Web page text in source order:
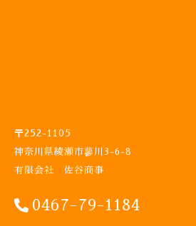
〒252-1105
神奈川県綾瀬市蓼川3-6-8
有限会社 佐谷商事
0467-79-1184